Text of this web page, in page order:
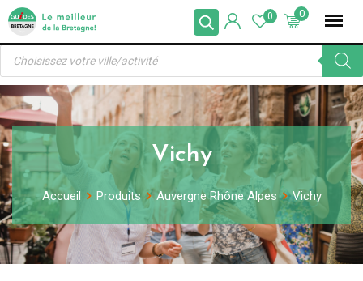
Skip
content
0
0
Recherche
produits
Vichy
Accueil Produits Auvergne Rhône Alpes Vichy